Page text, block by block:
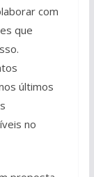
com
que
últimos
no